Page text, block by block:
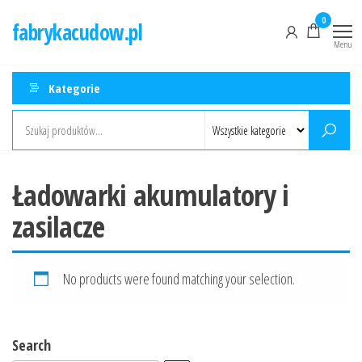
fabrykacudow.pl 0
Menu
Kategorie
Ładowarki akumulatory i
zasilacze
No products were found matching your selection.
Search